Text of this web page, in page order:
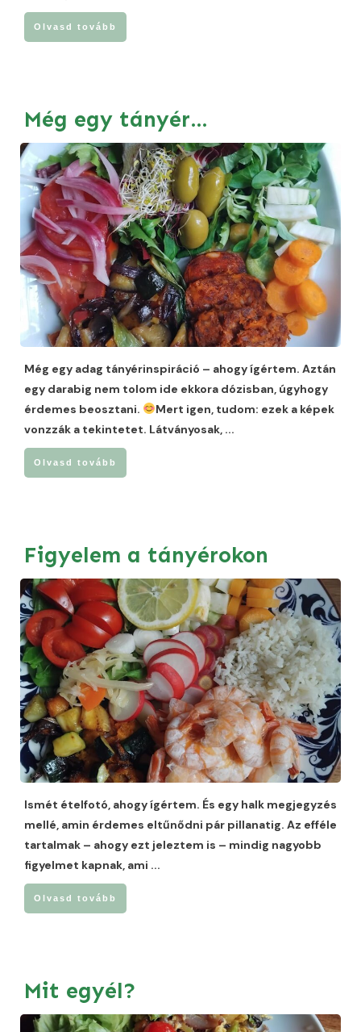
Olvasd tovább
Még egy tányér…
Még egy adag tányérinspiráció – ahogy ígértem. Aztán
egy darabig nem tolom ide ekkora dózisban, úgyhogy
érdemes beosztani.
Mert igen, tudom: ezek a képek
vonzzák a tekintetet. Látványosak, ...
Olvasd tovább
Figyelem a tányérokon
Ismét ételfotó, ahogy ígértem. És egy halk megjegyzés
mellé, amin érdemes eltűnődni pár pillanatig. Az efféle
tartalmak – ahogy ezt jeleztem is – mindig nagyobb
figyelmet kapnak, ami ...
Olvasd tovább
Mit egyél?